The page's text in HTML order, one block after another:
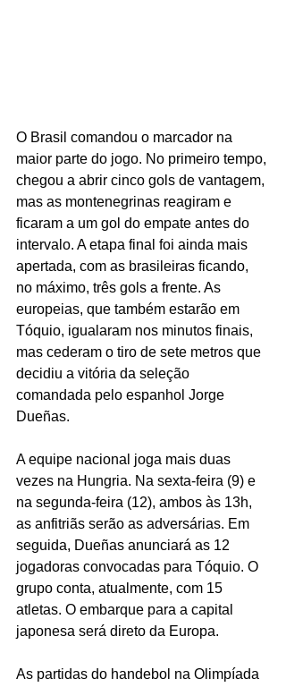
O Brasil comandou o marcador na
maior parte do jogo. No primeiro tempo,
chegou a abrir cinco gols de vantagem,
mas as montenegrinas reagiram e
ficaram a um gol do empate antes do
intervalo. A etapa final foi ainda mais
apertada, com as brasileiras ficando,
no máximo, três gols a frente. As
europeias, que também estarão em
Tóquio, igualaram nos minutos finais,
mas cederam o tiro de sete metros que
decidiu a vitória da seleção
comandada pelo espanhol Jorge
Dueñas.
A equipe nacional joga mais duas
vezes na Hungria. Na sexta-feira (9) e
na segunda-feira (12), ambos às 13h,
as anfitriãs serão as adversárias. Em
seguida, Dueñas anunciará as 12
jogadoras convocadas para Tóquio. O
grupo conta, atualmente, com 15
atletas. O embarque para a capital
japonesa será direto da Europa.
As partidas do handebol na Olimpíada